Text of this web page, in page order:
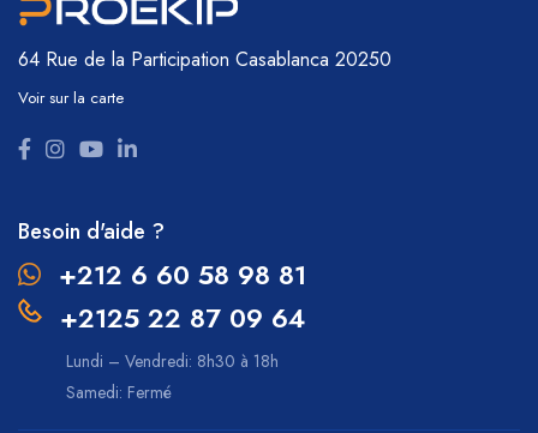
64 Rue de la Participation Casablanca 20250
Voir sur la carte
Besoin d'aide ?
+212 6 60 58 98 81
+2125 22 87 09 64
Lundi – Vendredi: 8h30 à 18h
Samedi: Fermé